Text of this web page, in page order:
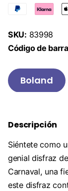
SKU: 83998
Código de
Boland
Descripción
Siéntete como
genial disfraz
Carnaval, una
este disfraz